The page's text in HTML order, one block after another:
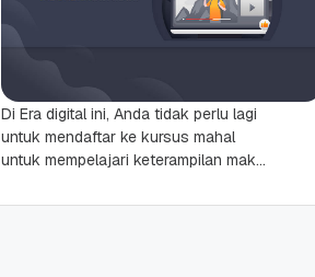
Di Era digital ini, Anda tidak perlu lagi
untuk mendaftar ke kursus mahal
untuk mempelajari keterampilan make
banyaknya beauty vlogger...